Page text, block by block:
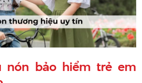
nón bảo hiểm trẻ em